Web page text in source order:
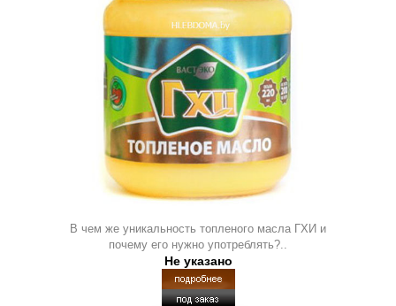
В чем же уникальность топленого масла ГХИ и
почему его нужно употреблять?..
Не указано